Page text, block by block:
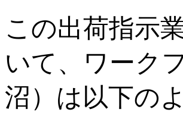
この出荷指示
いて、ワーク
沼）は以下の